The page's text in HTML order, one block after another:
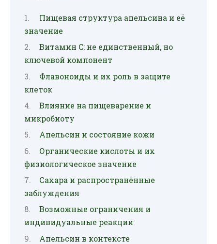
Пищевая структура апельсина и её
значение
Витамин C: не единственный, но
ключевой компонент
Флавоноиды и их роль в защите
клеток
Влияние на пищеварение и
микробиоту
Апельсин и состояние кожи
Органические кислоты и их
физиологическое значение
Сахара и распространённые
заблуждения
Возможные ограничения и
индивидуальные реакции
Апельсин в контексте